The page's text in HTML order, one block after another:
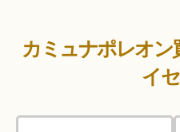
カミュナポレオン
イ